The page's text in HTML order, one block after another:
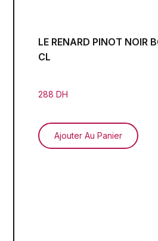
LE RENARD PINOT NOIR
CL
288 DH
Ajouter Au Panier